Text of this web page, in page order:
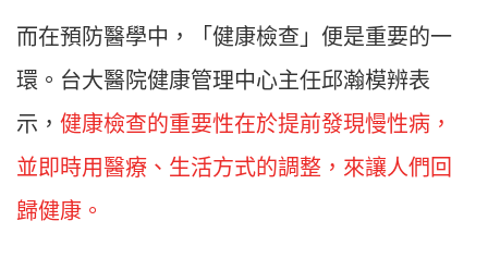
而在預防醫學中，「健康檢查」便是重要的一
環。台大醫院健康管理中心主任邱瀚模辨表
示， 健康檢查的重要性在於提前發現慢性病，
並即時用醫療、生活方式的調整，來讓人們回
歸健康。